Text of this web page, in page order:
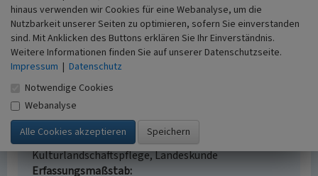
Naturpark Worm-Wildnis bei Herzogenrath
Schlagwörter
Naturschutzgebiet
52134 Herzogenrath - Merkstein
Gesetzlich geschütztes Kulturdenkmal
Kein
Fachsicht(en)
Kulturlandschaftspflege, Landeskunde
Erfassungsmaßstab
hinaus verwenden wir Cookies für eine Webanalyse, um die
Nutzbarkeit unserer Seiten zu optimieren, sofern Sie einverstanden
sind. Mit Anklicken des Buttons erklären Sie Ihr Einverständnis.
Weitere Informationen finden Sie auf unserer Datenschutzseite.
Impressum | Datenschutz
Notwendige Cookies
Webanalyse